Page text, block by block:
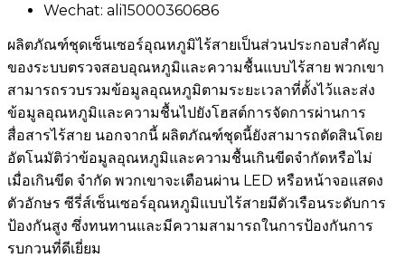
Wechat: ali15000360686
ผลิตภัณฑ์ชุดเซ็นเซอร์อุณหภูมิไร้สายเป็นส่วนประกอบสำคัญ
ของระบบตรวจสอบอุณหภูมิและความชื้นแบบไร้สาย พวกเขา
สามารถรวบรวมข้อมูลอุณหภูมิตามระยะเวลาที่ตั้งไว้และส่ง
ข้อมูลอุณหภูมิและความชื้นไปยังโฮสต์การจัดการผ่านการ
สื่อสารไร้สาย นอกจากนี้ ผลิตภัณฑ์ชุดนี้ยังสามารถตัดสินโดย
อัตโนมัติว่าข้อมูลอุณหภูมิและความชื้นเกินขีดจำกัดหรือไม่
เมื่อเกินขีด จำกัด พวกเขาจะเตือนผ่าน LED หรือหน้าจอแสดง
ตัวอักษร ซีรี่ส์เซ็นเซอร์อุณหภูมิแบบไร้สายมีตัวเรือนระดับการ
ป้องกันสูง ซึ่งทนทานและมีความสามารถในการป้องกันการ
รบกวนที่ดีเยี่ยม